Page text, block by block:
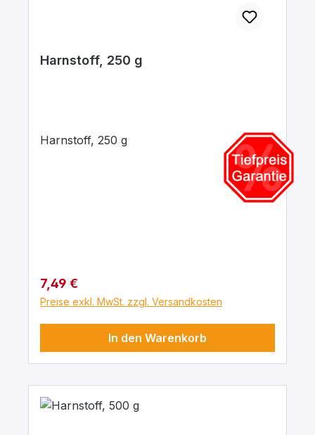
Harnstoff, 250 g
Harnstoff, 250 g
Regulärer Preis:
7,49 €
Preise exkl. MwSt. zzgl. Versandkosten
In den Warenkorb